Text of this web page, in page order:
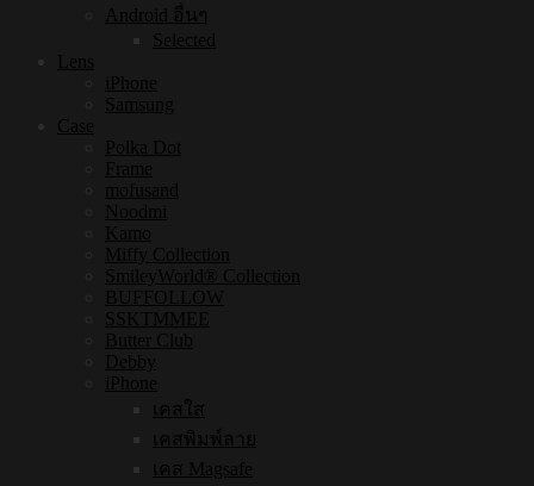
Android อื่นๆ
Selected
Lens
iPhone
Samsung
Case
Polka Dot
Frame
mofusand
Noodmi
Kamo
Miffy Collection
SmileyWorld® Collection
BUFFOLLOW
SSKTMMEE
Butter Club
Debby
iPhone
เคสใส
เคสพิมพ์ลาย
เคส Magsafe